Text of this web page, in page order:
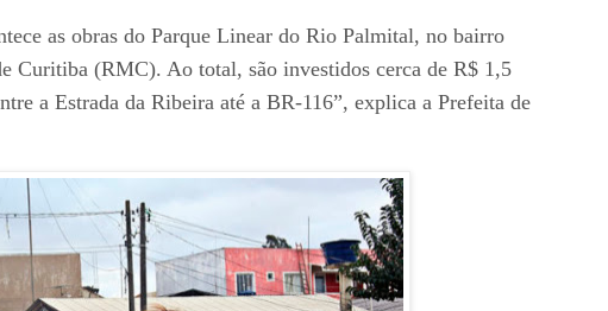
as obras do Parque Linear do Rio Palmital, no bairro
Curitiba (RMC). Ao total, são investidos cerca de R$ 1,5
a Estrada da Ribeira até a BR-116”, explica a Prefeita de